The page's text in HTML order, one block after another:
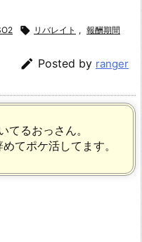
 リバレイト , 報酬期間
 Posted by ranger
てるおっさん。
てポケ活してます。